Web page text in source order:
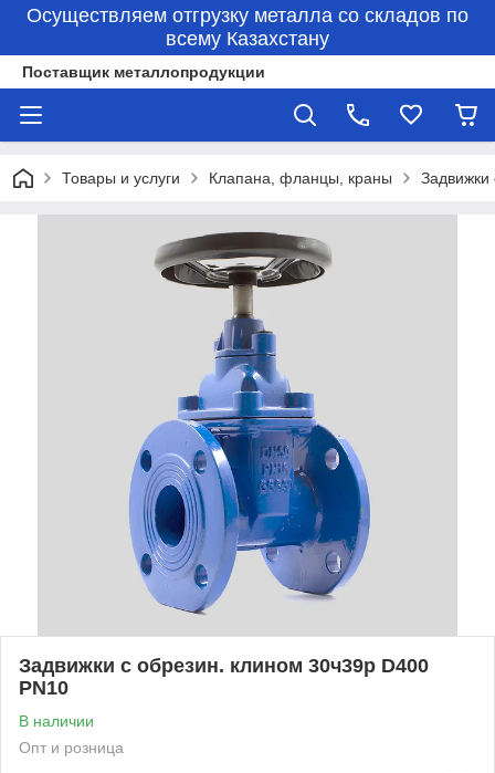
Осуществляем отгрузку металла со складов по
всему Казахстану
Поставщик металлопродукции
Товары и услуги Клапана, фланцы, краны Задвижки
Задвижки с обрезин. клином 30ч39р D400
PN10
В наличии
Опт и розница